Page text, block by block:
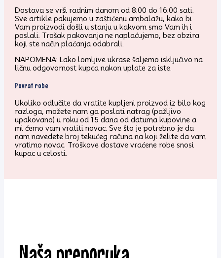
Dostava se vrši radnim danom od 8:00 do 16:00 sati.
Sve artikle pakujemo u zaštićenu ambalažu, kako bi
Vam proizvodi došli u stanju u kakvom smo Vam ih i
poslali. Trošak pakovanja ne naplaćujemo, bez obzira
koji ste način plaćanja odabrali.
NAPOMENA: Lako lomljive ukrase šaljemo isključivo na
ličnu odgovornost kupca nakon uplate za iste.
Povrat robe
Ukoliko odlučite da vratite kupljeni proizvod iz bilo kog
razloga, možete nam ga poslati natrag (pažljivo
upakovano) u roku od 15 dana od datuma kupovine a
mi ćemo vam vratiti novac. Sve što je potrebno je da
nam navedete broj tekućeg računa na koji želite da vam
vratimo novac. Troškove dostave vraćene robe snosi
kupac u celosti.